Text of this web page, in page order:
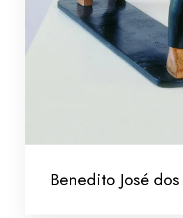
Benedito José